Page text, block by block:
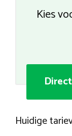
Kies
Huidige